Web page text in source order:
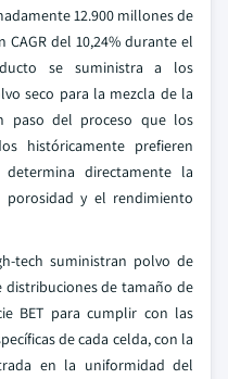
12.900 millones de
CAGR del 10,24% durante el
se suministra a los
seco para la mezcla de la
paso del proceso que los
históricamente prefieren
directamente la
y el rendimiento
tech suministran polvo de
distribuciones de tamaño de
BET para cumplir con las
de cada celda, con la
en la uniformidad del